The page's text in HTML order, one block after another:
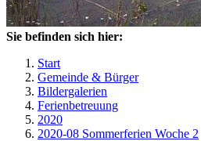
Sie befinden sich hier:
Start
Gemeinde & Bürger
Bildergalerien
Ferienbetreuung
2020
2020-08 Sommerferien Woche 2